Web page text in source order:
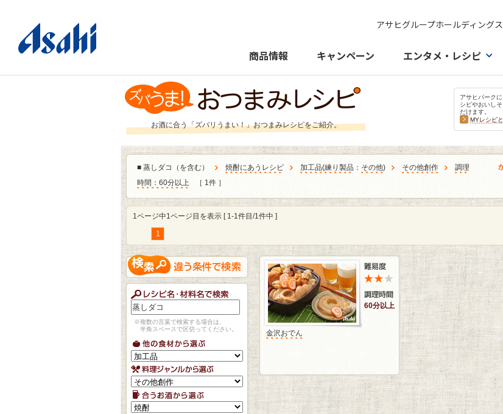
アサヒグループホールディングス
商品情報 キャンペーン エンタメ・レシピ
お酒に合う「ズバリうまい！」おつまみレシピをご紹介。
アサヒパーク
シピやおいし
だけます。
MYレシピ
■ 蒸しダコ（を含む） 焼酎にあうレシピ 加工品(練り製品 ： その他) その他創作
調理
時間：60分以上
［ 1件 ］
1ページ中1ページ目を表示 [ 1-1件目/1件中 ]
1
※複数の言葉で検索する場合は、
半角スペースで区切ってください。
60分以上
金沢おでん